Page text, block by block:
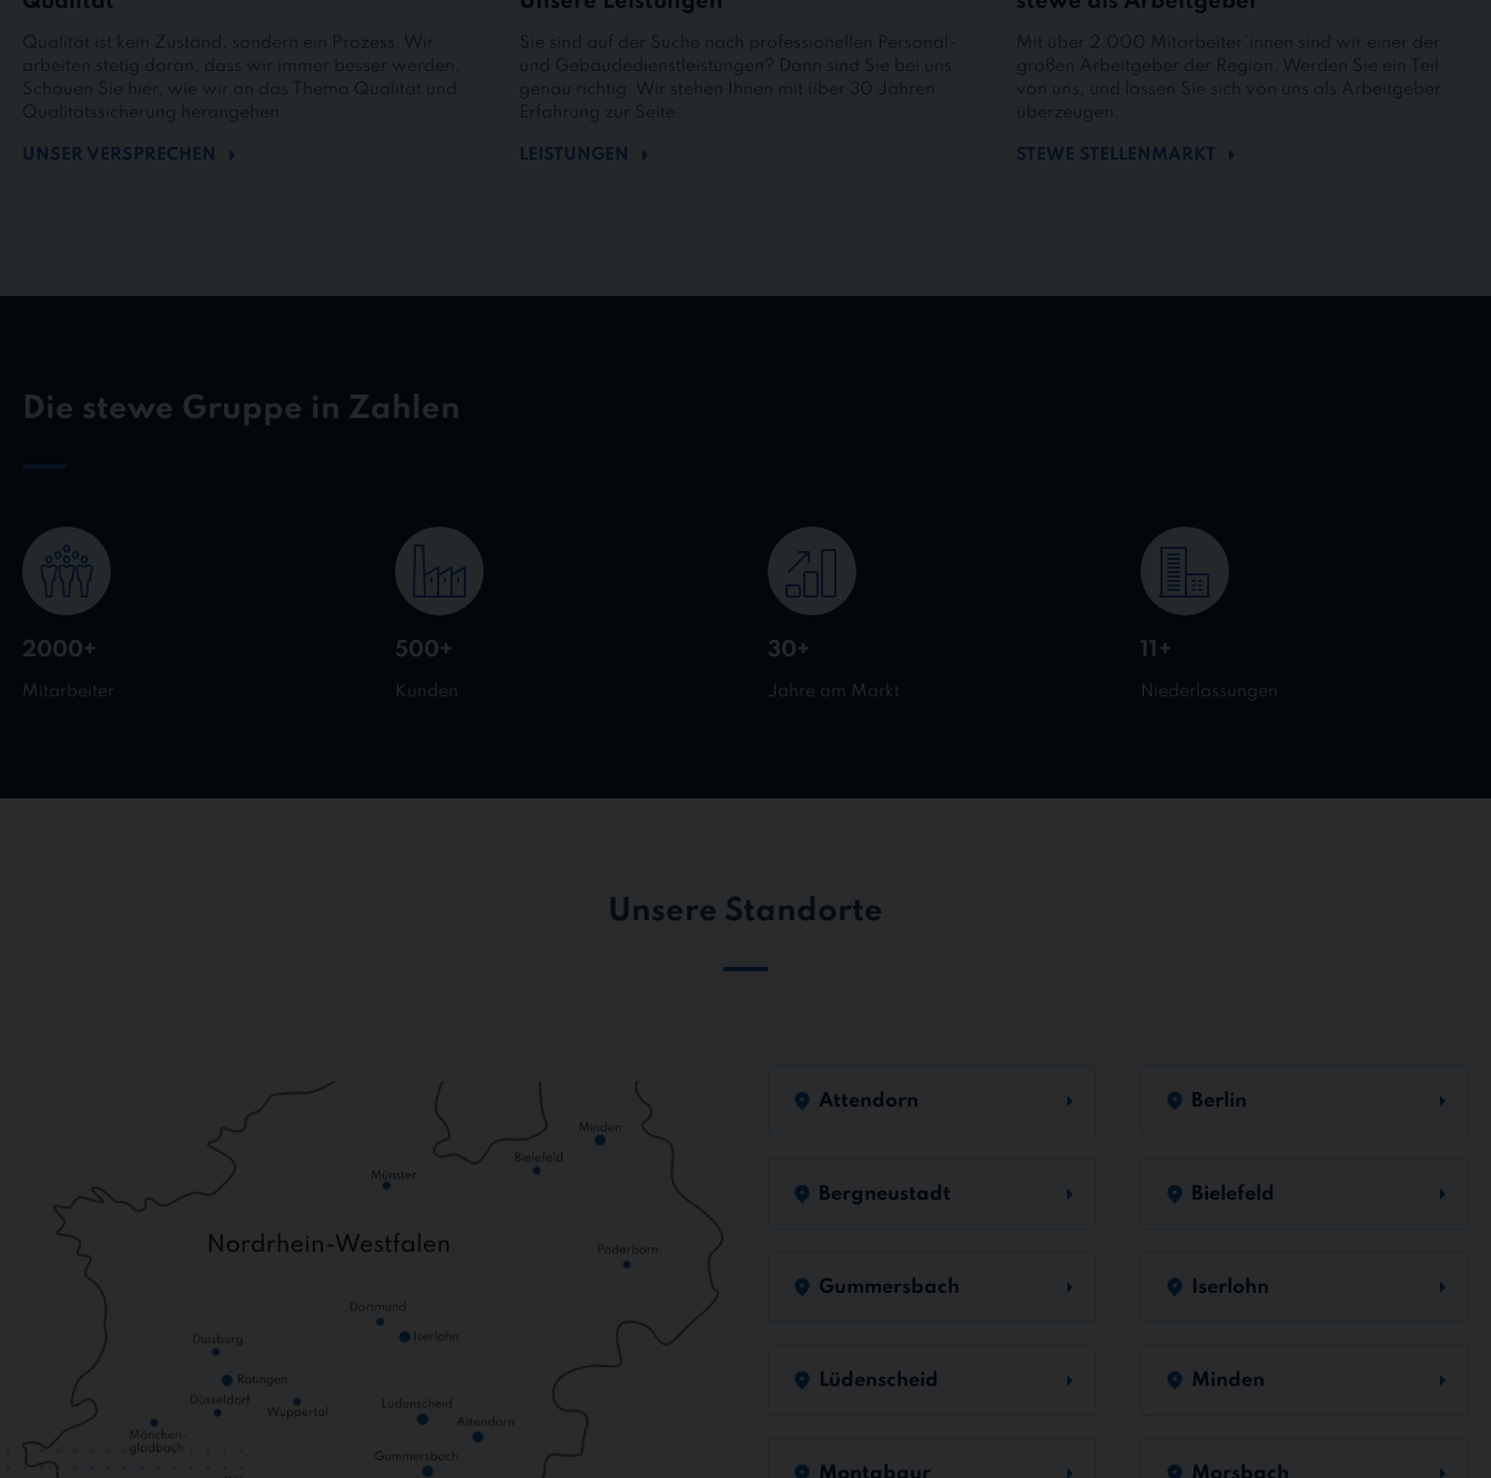
Qualität ist kein Zustand, sondern ein Prozess. Wir
arbeiten stetig daran, dass wir immer besser werden.
Schauen Sie hier, wie wir an das Thema Qualität und
Qualitätssicherung herangehen.
UNSER VERSPRECHEN
Sie sind auf der Suche nach professionellen Personal-
und Gebäudedienstleistungen? Dann sind Sie bei uns
genau richtig. Wir stehen Ihnen mit über 30 Jahren
Erfahrung zur Seite.
LEISTUNGEN
Mit über 2.000 Mitarbeiter*innen sind wir einer der
großen Arbeitgeber der Region. Werden Sie ein Teil
von uns, und lassen Sie sich von uns als Arbeitgeber
überzeugen.
STEWE STELLENMARKT
Die stewe Gruppe in Zahlen
2000+
Mitarbeiter
500+
Kunden
30+
Jahre am Markt
11+
Niederlassungen
Unsere Standorte
Attendorn Berlin
Bergneustadt Bielefeld
Gummersbach Iserlohn
Lüdenscheid Minden
Montabaur Morsbach